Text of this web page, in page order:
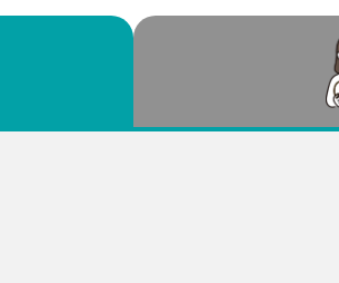
長崎 熊本 大分 宮崎 鹿児島 沖